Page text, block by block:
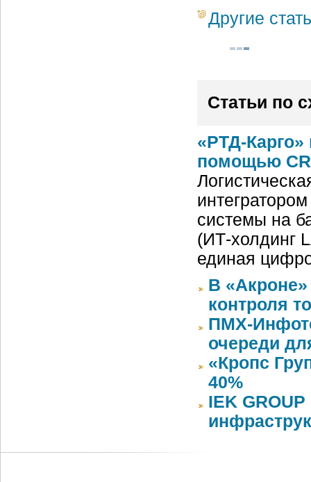
Другие
Статьи по
«РТД-Карго»
помощью
системы на
(ИТ-холдинг
единая
В
контроля
ПМХ-
очереди
«Кропс
40%
IEK